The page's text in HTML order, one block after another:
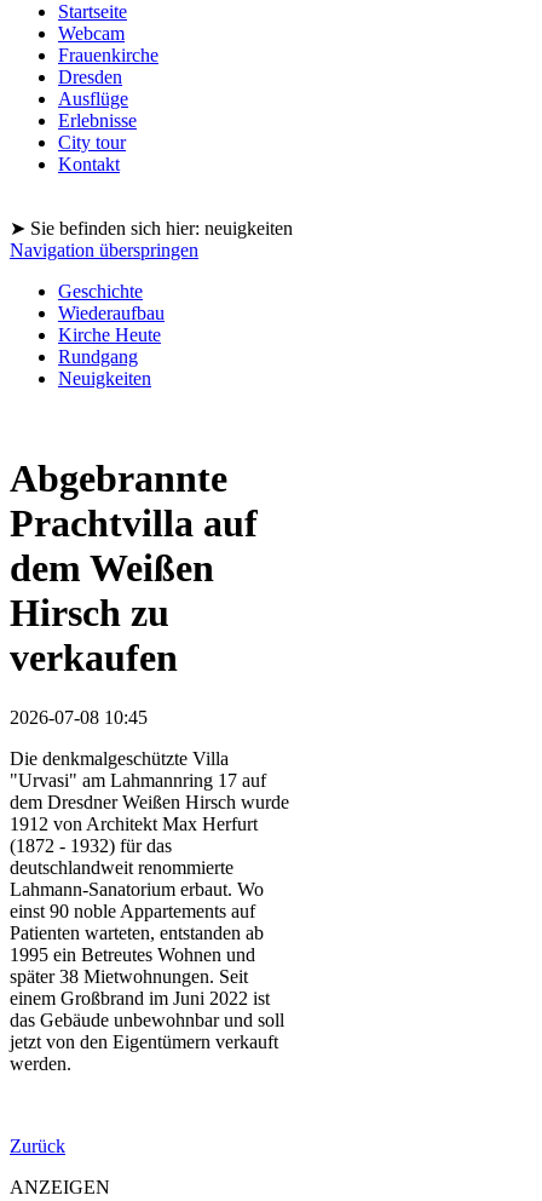
Startseite
Webcam
Frauenkirche
Dresden
Ausflüge
Erlebnisse
City tour
Kontakt
➤ Sie befinden sich hier: neuigkeiten
Navigation überspringen
Geschichte
Wiederaufbau
Kirche Heute
Rundgang
Neuigkeiten
Abgebrannte
Prachtvilla auf
dem Weißen
Hirsch zu
verkaufen
2026-07-08 10:45
Die denkmalgeschützte Villa
"Urvasi" am Lahmannring 17 auf
dem Dresdner Weißen Hirsch wurde
1912 von Architekt Max Herfurt
(1872 - 1932) für das
deutschlandweit renommierte
Lahmann-Sanatorium erbaut. Wo
einst 90 noble Appartements auf
Patienten warteten, entstanden ab
1995 ein Betreutes Wohnen und
später 38 Mietwohnungen. Seit
einem Großbrand im Juni 2022 ist
das Gebäude unbewohnbar und soll
jetzt von den Eigentümern verkauft
werden.
Zurück
ANZEIGEN